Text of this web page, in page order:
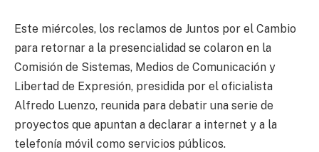
Este miércoles, los reclamos de Juntos por el Cambio
para retornar a la presencialidad se colaron en la
Comisión de Sistemas, Medios de Comunicación y
Libertad de Expresión, presidida por el oficialista
Alfredo Luenzo, reunida para debatir una serie de
proyectos que apuntan a declarar a internet y a la
telefonía móvil como servicios públicos.